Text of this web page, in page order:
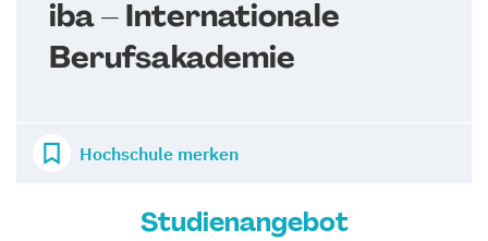
iba – Internationale
Berufsakademie
Hochschule merken
Studienangebot